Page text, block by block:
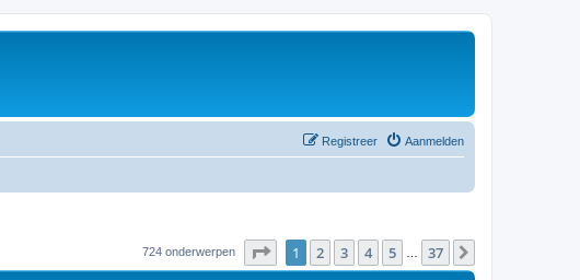
Aanmelden
Registreer
724 onderwerpen Pagina1 van 37
1 2 3 4 5 37